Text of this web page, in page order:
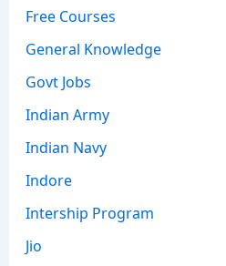
Free Courses
General Knowledge
Govt Jobs
Indian Army
Indian Navy
Indore
Intership Program
Jio